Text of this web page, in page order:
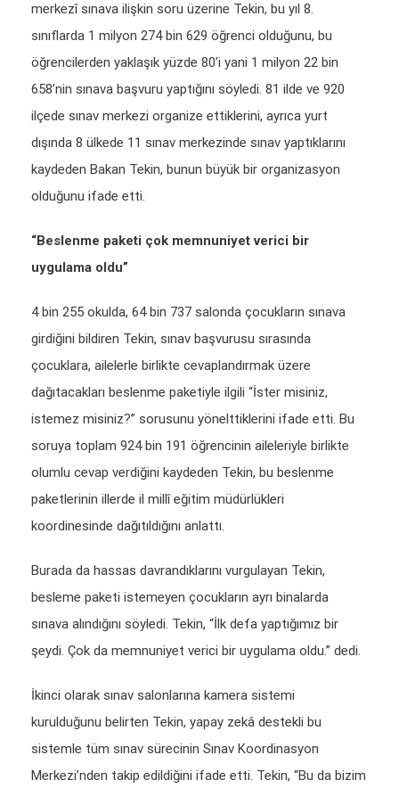
merkezî sınava ilişkin soru üzerine Tekin, bu yıl 8.
sınıflarda 1 milyon 274 bin 629 öğrenci olduğunu, bu
öğrencilerden yaklaşık yüzde 80’i yani 1 milyon 22 bin
658’nin sınava başvuru yaptığını söyledi. 81 ilde ve 920
ilçede sınav merkezi organize ettiklerini, ayrıca yurt
dışında 8 ülkede 11 sınav merkezinde sınav yaptıklarını
kaydeden Bakan Tekin, bunun büyük bir organizasyon
olduğunu ifade etti.
“Beslenme paketi çok memnuniyet verici bir
uygulama oldu”
4 bin 255 okulda, 64 bin 737 salonda çocukların sınava
girdiğini bildiren Tekin, sınav başvurusu sırasında
çocuklara, ailelerle birlikte cevaplandırmak üzere
dağıtacakları beslenme paketiyle ilgili “İster misiniz,
istemez misiniz?” sorusunu yönelttiklerini ifade etti. Bu
soruya toplam 924 bin 191 öğrencinin aileleriyle birlikte
olumlu cevap verdiğini kaydeden Tekin, bu beslenme
paketlerinin illerde il millî eğitim müdürlükleri
koordinesinde dağıtıldığını anlattı.
Burada da hassas davrandıklarını vurgulayan Tekin,
besleme paketi istemeyen çocukların ayrı binalarda
sınava alındığını söyledi. Tekin, “İlk defa yaptığımız bir
şeydi. Çok da memnuniyet verici bir uygulama oldu.” dedi.
İkinci olarak sınav salonlarına kamera sistemi
kurulduğunu belirten Tekin, yapay zekâ destekli bu
sistemle tüm sınav sürecinin Sınav Koordinasyon
Merkezi’nden takip edildiğini ifade etti. Tekin, “Bu da bizim